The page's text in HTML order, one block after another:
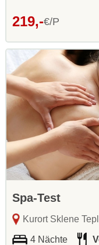
219,-€/P
Spa-Test
Kurort Sklene
4 Nächte